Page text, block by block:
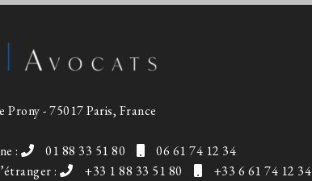
Prony - 75017 Paris, France
: 01 88 33 51 80
06 61 74 12 34
:
+33 1 88 33 51 80
+33 6 61 74 12 34